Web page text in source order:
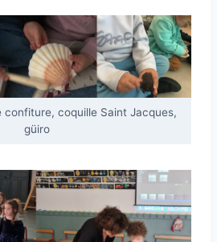
coquille Saint Jacques,
güiro